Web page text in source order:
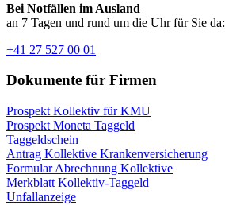
Bei Notfällen im Ausland
an 7 Tagen und rund um die Uhr für Sie da:
+41 27 527 00 01
Dokumente für Firmen
Prospekt Kollektiv für KMU
Prospekt Moneta Taggeld
Taggeldschein
Antrag Kollektive Krankenversicherung
Formular Abrechnung Kollektive
Merkblatt Kollektiv-Taggeld
Unfallanzeige